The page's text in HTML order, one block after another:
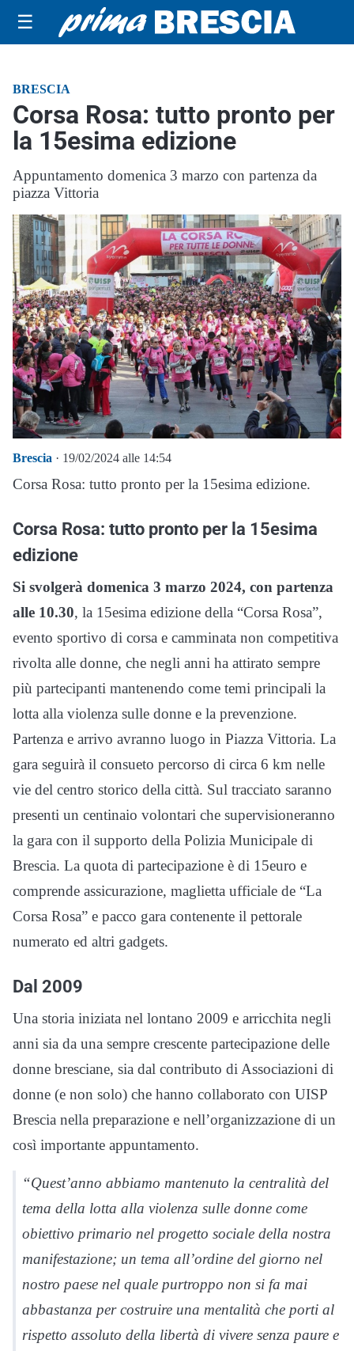
☰
BRESCIA
Corsa Rosa: tutto pronto per
la 15esima edizione
Appuntamento domenica 3 marzo con partenza da
piazza Vittoria
Brescia · 19/02/2024 alle 14:54
Corsa Rosa: tutto pronto per la 15esima edizione.
Corsa Rosa: tutto pronto per la 15esima
edizione
Si svolgerà domenica 3 marzo 2024, con partenza
alle 10.30, la 15esima edizione della “Corsa Rosa”,
evento sportivo di corsa e camminata non competitiva
rivolta alle donne, che negli anni ha attirato sempre
più partecipanti mantenendo come temi principali la
lotta alla violenza sulle donne e la prevenzione.
Partenza e arrivo avranno luogo in Piazza Vittoria. La
gara seguirà il consueto percorso di circa 6 km nelle
vie del centro storico della città. Sul tracciato saranno
presenti un centinaio volontari che supervisioneranno
la gara con il supporto della Polizia Municipale di
Brescia. La quota di partecipazione è di 15euro e
comprende assicurazione, maglietta ufficiale de “La
Corsa Rosa” e pacco gara contenente il pettorale
numerato ed altri gadgets.
Dal 2009
Una storia iniziata nel lontano 2009 e arricchita negli
anni sia da una sempre crescente partecipazione delle
donne bresciane, sia dal contributo di Associazioni di
donne (e non solo) che hanno collaborato con UISP
Brescia nella preparazione e nell’organizzazione di un
così importante appuntamento.
“Quest’anno abbiamo mantenuto la centralità del
tema della lotta alla violenza sulle donne come
obiettivo primario nel progetto sociale della nostra
manifestazione; un tema all’ordine del giorno nel
nostro paese nel quale purtroppo non si fa mai
abbastanza per costruire una mentalità che porti al
rispetto assoluto della libertà di vivere senza paure e